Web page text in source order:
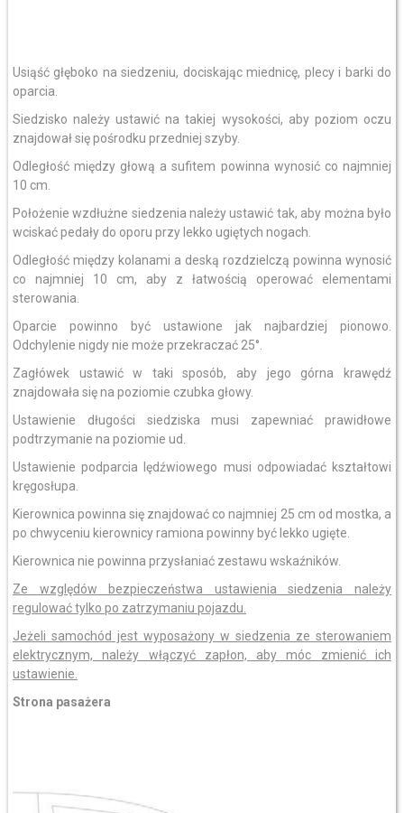
Usiąść głęboko na siedzeniu, dociskając miednicę, plecy i barki do
oparcia.
Siedzisko należy ustawić na takiej wysokości, aby poziom oczu
znajdował się pośrodku przedniej szyby.
Odległość między głową a sufitem powinna wynosić co najmniej
10 cm.
Położenie wzdłużne siedzenia należy ustawić tak, aby można było
wciskać pedały do oporu przy lekko ugiętych nogach.
Odległość między kolanami a deską rozdzielczą powinna wynosić
co najmniej 10 cm, aby z łatwością operować elementami
sterowania.
Oparcie powinno być ustawione jak najbardziej pionowo.
Odchylenie nigdy nie może przekraczać 25°.
Zagłówek ustawić w taki sposób, aby jego górna krawędź
znajdowała się na poziomie czubka głowy.
Ustawienie długości siedziska musi zapewniać prawidłowe
podtrzymanie na poziomie ud.
Ustawienie podparcia lędźwiowego musi odpowiadać kształtowi
kręgosłupa.
Kierownica powinna się znajdować co najmniej 25 cm od mostka, a
po chwyceniu kierownicy ramiona powinny być lekko ugięte.
Kierownica nie powinna przysłaniać zestawu wskaźników.
Ze względów bezpieczeństwa ustawienia siedzenia należy
regulować tylko po zatrzymaniu pojazdu.
Jeżeli samochód jest wyposażony w siedzenia ze sterowaniem
elektrycznym, należy włączyć zapłon, aby móc zmienić ich
ustawienie.
Strona pasażera